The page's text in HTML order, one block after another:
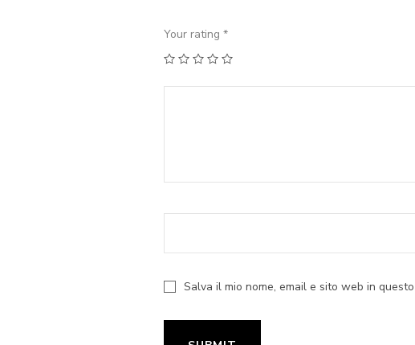
Your rating *
1 2 3 4
Salva il mio nome, email e sito web in